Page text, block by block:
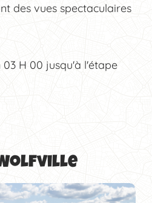
des vues spectaculaires
03 H 00 jusqu'à l'étape
Wolfville